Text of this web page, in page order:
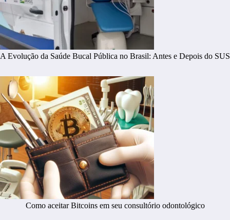
A Evolução da Saúde Bucal Pública no Brasil: Antes e Depois do SUS
Como aceitar Bitcoins em seu consultório odontológico